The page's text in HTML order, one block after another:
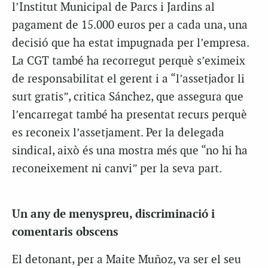
l’Institut Municipal de Parcs i Jardins al
pagament de 15.000 euros per a cada una, una
decisió que ha estat impugnada per l’empresa.
La CGT també ha recorregut perquè s’eximeix
de responsabilitat el gerent i a “l’assetjador li
surt gratis”, critica Sánchez, que assegura que
l’encarregat també ha presentat recurs perquè
es reconeix l’assetjament. Per la delegada
sindical, això és una mostra més que “no hi ha
reconeixement ni canvi” per la seva part.
Un any de menyspreu, discriminació i
comentaris obscens
El detonant, per a Maite Muñoz, va ser el seu